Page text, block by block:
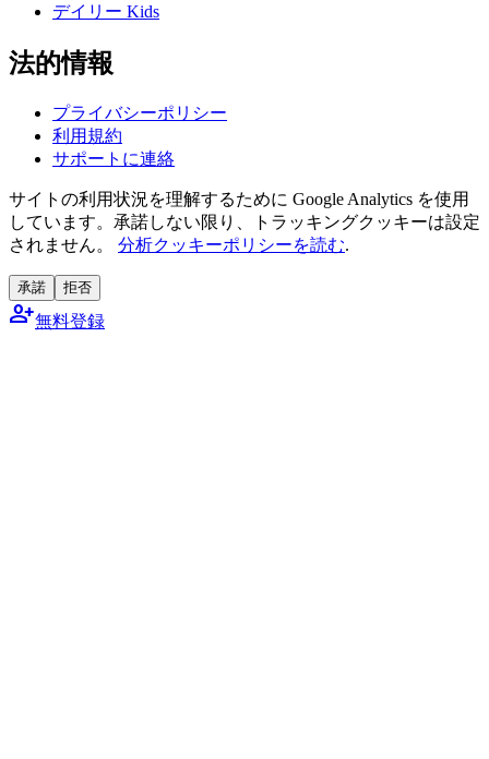
デイリー Kids
法的情報
プライバシーポリシー
利用規約
サポートに連絡
サイトの利用状況を理解するために Google Analytics を使用
しています。承諾しない限り、トラッキングクッキーは設定
されません。
分析クッキーポリシーを読む.
承諾 拒否
person_add無料登録